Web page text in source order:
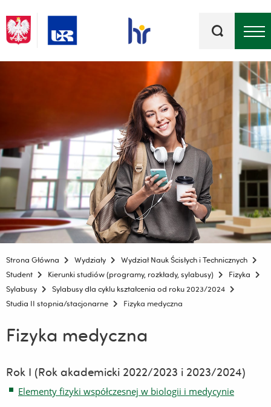
kluczowe
Strona Główna Wydziały
Wydział Nauk Ścisłych i Technicznych
Student
Kierunki studiów (programy, rozkłady, sylabusy)
Fizyka
Sylabusy
Sylabusy dla cyklu kształcenia od roku 2023/2024
Studia II stopnia/stacjonarne
Fizyka medyczna
Fizyka medyczna
Rok I (Rok akademicki 2022/2023 i 2023/2024)
Elementy fizyki współczesnej w biologii i medycynie